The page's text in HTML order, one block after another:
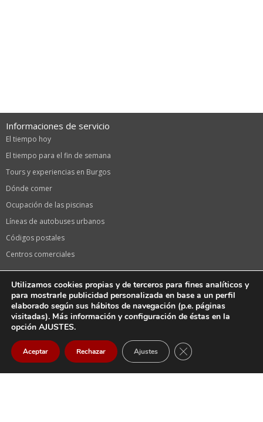
Llegar Email
Informaciones de servicio
El tiempo hoy
El tiempo para el fin de semana
Tours y experiencias en Burgos
Dónde comer
Ocupación de las piscinas
Líneas de autobuses urbanos
Códigos postales
Centros comerciales
Información de interés
Calendario laboral 2024 en Burgos
Calendario de festivos 2024 en Castilla y León
Oficina de turismo
Fiestas de Burgos, Sampedros
La serie «El CID» de Amazon en Burgos
Tiendas Vodafone
Utilizamos cookies propias y de terceros para fines analíticos y
para mostrarle publicidad personalizada en base a un perfil
elaborado según sus hábitos de navegación (p.e. páginas
visitadas). Más información y configuración de éstas en la
opción AJUSTES.
Aceptar Rechazar Ajustes CERRAR EL